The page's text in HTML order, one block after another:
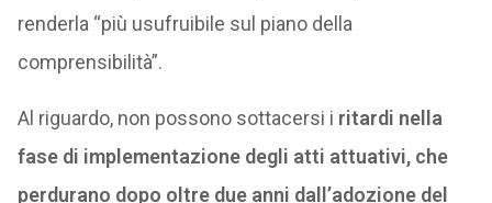
renderla “più usufruibile sul piano della
comprensibilità”.
Al riguardo, non possono sottacersi i ritardi nella
fase di implementazione degli atti attuativi, che
perdurano dopo oltre due anni dall’adozione del